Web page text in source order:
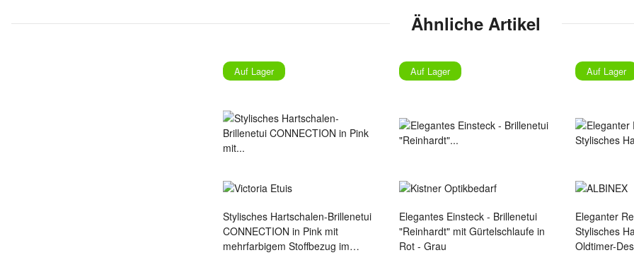
Ähnliche Artikel
Auf Lager
Stylisches Hartschalen-Brillenetui
CONNECTION in Pink mit
mehrfarbigem Stoffbezug im
Auf Lager
Elegantes Einsteck - Brillenetui
"Reinhardt" mit Gürtelschlaufe in
Rot - Grau
Auf Lager
Eleganter
Stylisches
Oldtimer-